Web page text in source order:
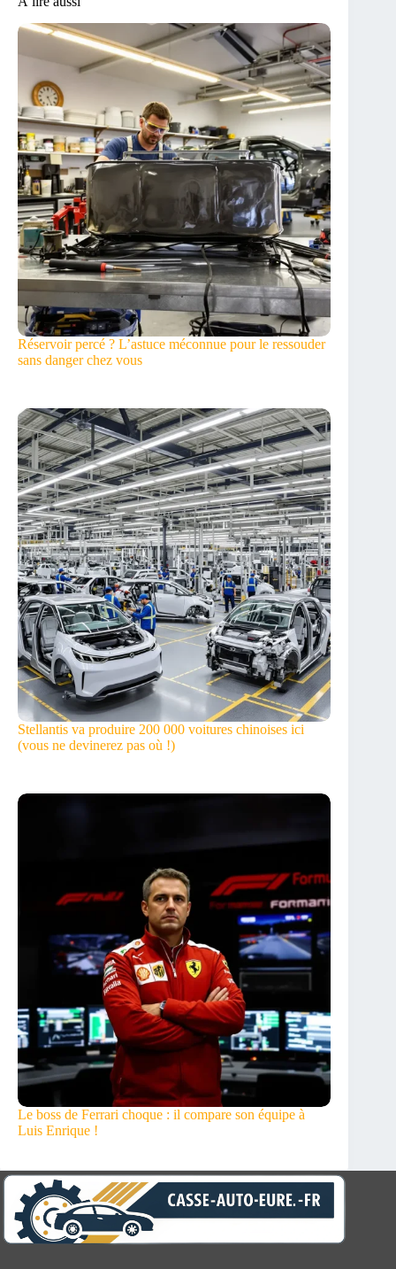
Réservoir percé ? L’astuce méconnue pour le ressouder
sans danger chez vous
Stellantis va produire 200 000 voitures chinoises ici
(vous ne devinerez pas où !)
Le boss de Ferrari choque : il compare son équipe à
Luis Enrique !